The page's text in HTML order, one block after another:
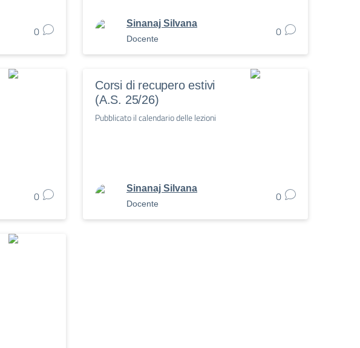
0
Sinanaj Silvana
Docente 0
0
Corsi di recupero estivi
(A.S. 25/26)
Pubblicato il calendario delle lezioni
Sinanaj Silvana
Docente 0